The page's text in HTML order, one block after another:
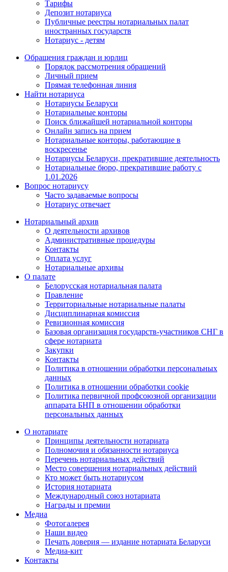
Тарифы
Депозит нотариуса
Публичные реестры нотариальных палат
иностранных государств
Нотариус - детям
Обращения граждан и юрлиц
Порядок рассмотрения обращений
Личный прием
Прямая телефонная линия
Найти нотариуса
Нотариусы Беларуси
Нотариальные конторы
Поиск ближайшей нотариальной конторы
Онлайн запись на прием
Нотариальные конторы, работающие в
воскресенье
Нотариусы Беларуси, прекратившие деятельность
Нотариальные бюро, прекратившие работу с
1.01.2026
Вопрос нотариусу
Часто задаваемые вопросы
Нотариус отвечает
Нотариальный архив
О деятельности архивов
Административные процедуры
Контакты
Оплата услуг
Нотариальные архивы
О палате
Белорусская нотариальная палата
Правление
Территориальные нотариальные палаты
Дисциплинарная комиссия
Ревизионная комиссия
Базовая организация государств-участников СНГ в
сфере нотариата
Закупки
Контакты
Политика в отношении обработки персональных
данных
Политика в отношении обработки cookie
Политика первичной профсоюзной организации
аппарата БНП в отношении обработки
персональных данных
О нотариате
Принципы деятельности нотариата
Полномочия и обязанности нотариуса
Перечень нотариальных действий
Место совершения нотариальных действий
Кто может быть нотариусом
История нотариата
Международный союз нотариата
Награды и премии
Медиа
Фотогалерея
Наши видео
Печать доверия — издание нотариата Беларуси
Медиа-кит
Контакты